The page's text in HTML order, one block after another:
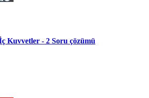
Kuvvetler - 2 Soru çözümü